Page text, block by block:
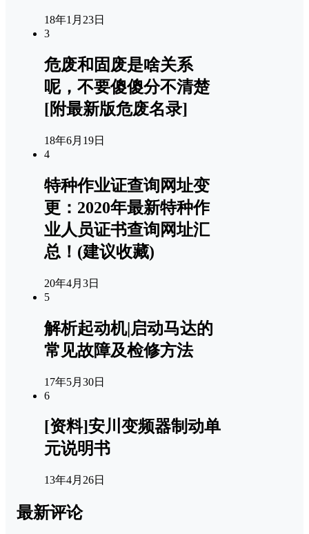
18年1月23日
3
危废和固废是啥关系
呢，不要傻傻分不清楚
[附最新版危废名录]
18年6月19日
4
特种作业证查询网址变
更：2020年最新特种作
业人员证书查询网址汇
总！(建议收藏)
20年4月3日
5
解析起动机|启动马达的
常见故障及检修方法
17年5月30日
6
[资料]安川变频器制动单
元说明书
13年4月26日
最新评论